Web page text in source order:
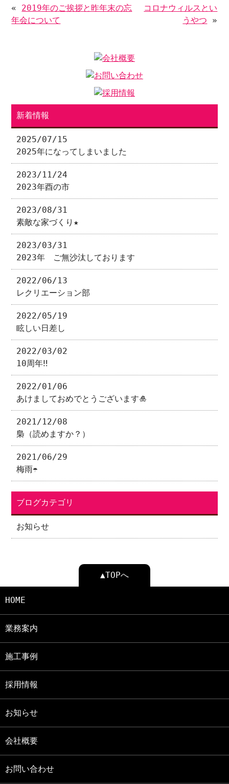
« 2019年のご挨拶と昨年末の忘
年会について
コロナウィルスとい
うやつ »
新着情報
2025/07/15
2025年になってしまいました
2023/11/24
2023年酉の市
2023/08/31
素敵な家づくり★
2023/03/31
2023年 ご無沙汰しております
2022/06/13
レクリエーション部
2022/05/19
眩しい日差し
2022/03/02
10周年‼
2022/01/06
あけましておめでとうございます🎍
2021/12/08
梟（読めますか？）
2021/06/29
梅雨☂
ブログカテゴリ
お知らせ
▲TOPへ
HOME
業務案内
施工事例
採用情報
お知らせ
会社概要
お問い合わせ